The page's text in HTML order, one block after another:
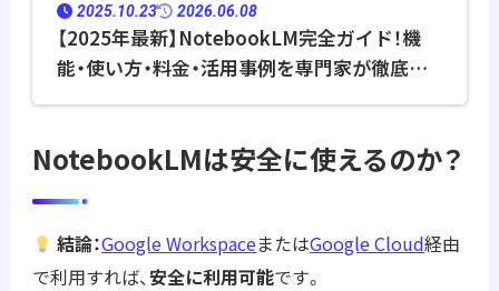
2025.10.23 2026.06.08
【2025年最新】NotebookLM完全ガイド！機
能・使い方・料金・活用事例を専門家が徹底解
NotebookLMは安全に使えるのか？
結論：Google WorkspaceまたはGoogle Cloud経由
で利用すれば、安全に利用可能です。